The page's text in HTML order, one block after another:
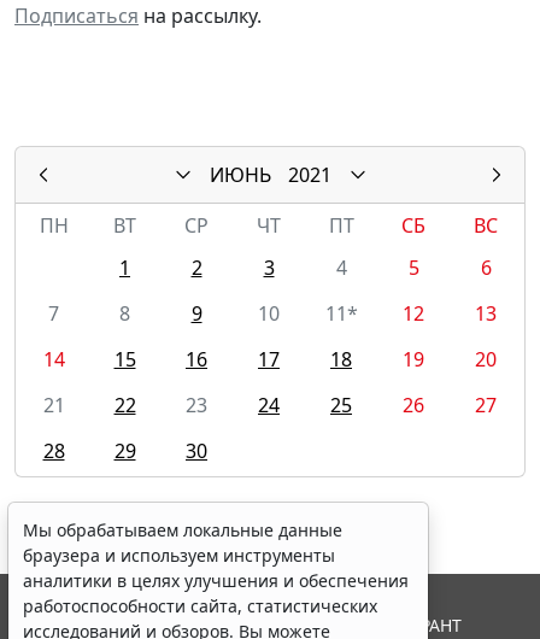
Подписаться на рассылку.
ИЮНЬ
2021
ПН
ВТ СР ЧТ ПТ СБ
ВС
1
2 3 4 5
6
7
8 9 10 11* 12
13
14
15 16 17 18 19
20
21
22 23 24 25 26
27
28
29 30
Мы обрабатываем локальные данные
браузера и используем инструменты
аналитики в целях улучшения и обеспечения
работоспособности сайта, статистических
исследований и обзоров. Вы можете
© ООО "НПП "ГАРАНТ-СЕРВИС", 2026. Система ГАРАНТ